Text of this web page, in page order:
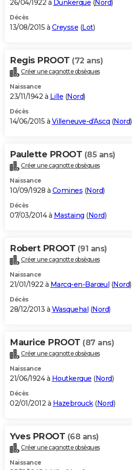
26/04/1922 à Dunkerque (Nord)
Décès
13/08/2015 à Creysse (Lot)
Regis PROOT (72 ans)
Créer une cagnotte obsèques
Naissance
23/11/1942 à Lille (Nord)
Décès
14/06/2015 à Villeneuve-d'Ascq (Nord)
Paulette PROOT (85 ans)
Créer une cagnotte obsèques
Naissance
10/09/1928 à Comines (Nord)
Décès
07/03/2014 à Mastaing (Nord)
Robert PROOT (91 ans)
Créer une cagnotte obsèques
Naissance
21/01/1922 à Marcq-en-Barœul (Nord)
Décès
28/12/2013 à Wasquehal (Nord)
Maurice PROOT (87 ans)
Créer une cagnotte obsèques
Naissance
21/06/1924 à Houtkerque (Nord)
Décès
02/01/2012 à Hazebrouck(Nord)
Yves PROOT (68 ans)
Créer une cagnotte obsèques
Naissance